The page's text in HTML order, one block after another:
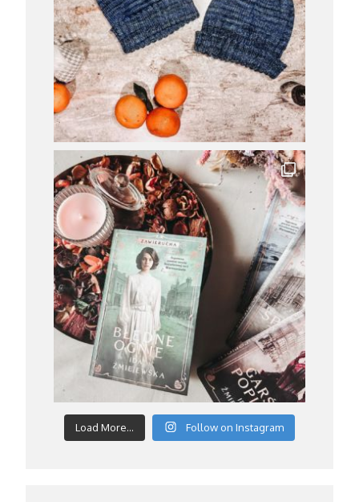
Load More... Follow on Instagram